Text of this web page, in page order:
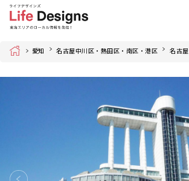
Home 愛知 名古屋中川区・熱田区・南区・港区 名古